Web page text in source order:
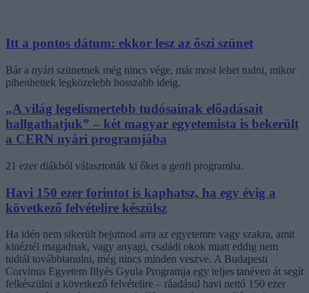
Itt a pontos dátum: ekkor lesz az őszi szünet
Bár a nyári szünetnek még nincs vége, már most lehet tudni, mikor
pihenhettek legközelebb hosszabb ideig.
„A világ legelismertebb tudósainak előadásait
hallgathatjuk” – két magyar egyetemista is bekerült
a CERN nyári programjába
21 ezer diákból választották ki őket a genfi programba.
Havi 150 ezer forintot is kaphatsz, ha egy évig a
következő felvételire készülsz
Ha idén nem sikerült bejutnod arra az egyetemre vagy szakra, amit
kinéztél magadnak, vagy anyagi, családi okok miatt eddig nem
tudtál továbbtanulni, még nincs minden veszve. A Budapesti
Corvinus Egyetem Illyés Gyula Programja egy teljes tanéven át segít
felkészülni a következő felvételire – ráadásul havi nettó 150 ezer